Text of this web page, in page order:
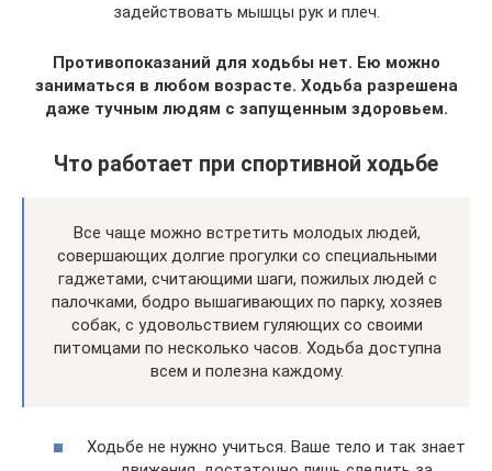
задействовать мышцы рук и плеч.
Противопоказаний для ходьбы нет. Ею можно
заниматься в любом возрасте. Ходьба разрешена
даже тучным людям с запущенным здоровьем.
Что работает при спортивной ходьбе
Все чаще можно встретить молодых людей,
совершающих долгие прогулки со специальными
гаджетами, считающими шаги, пожилых людей с
палочками, бодро вышагивающих по парку, хозяев
собак, с удовольствием гуляющих со своими
питомцами по несколько часов. Ходьба доступна
всем и полезна каждому.
Ходьбе не нужно учиться. Ваше тело и так знает